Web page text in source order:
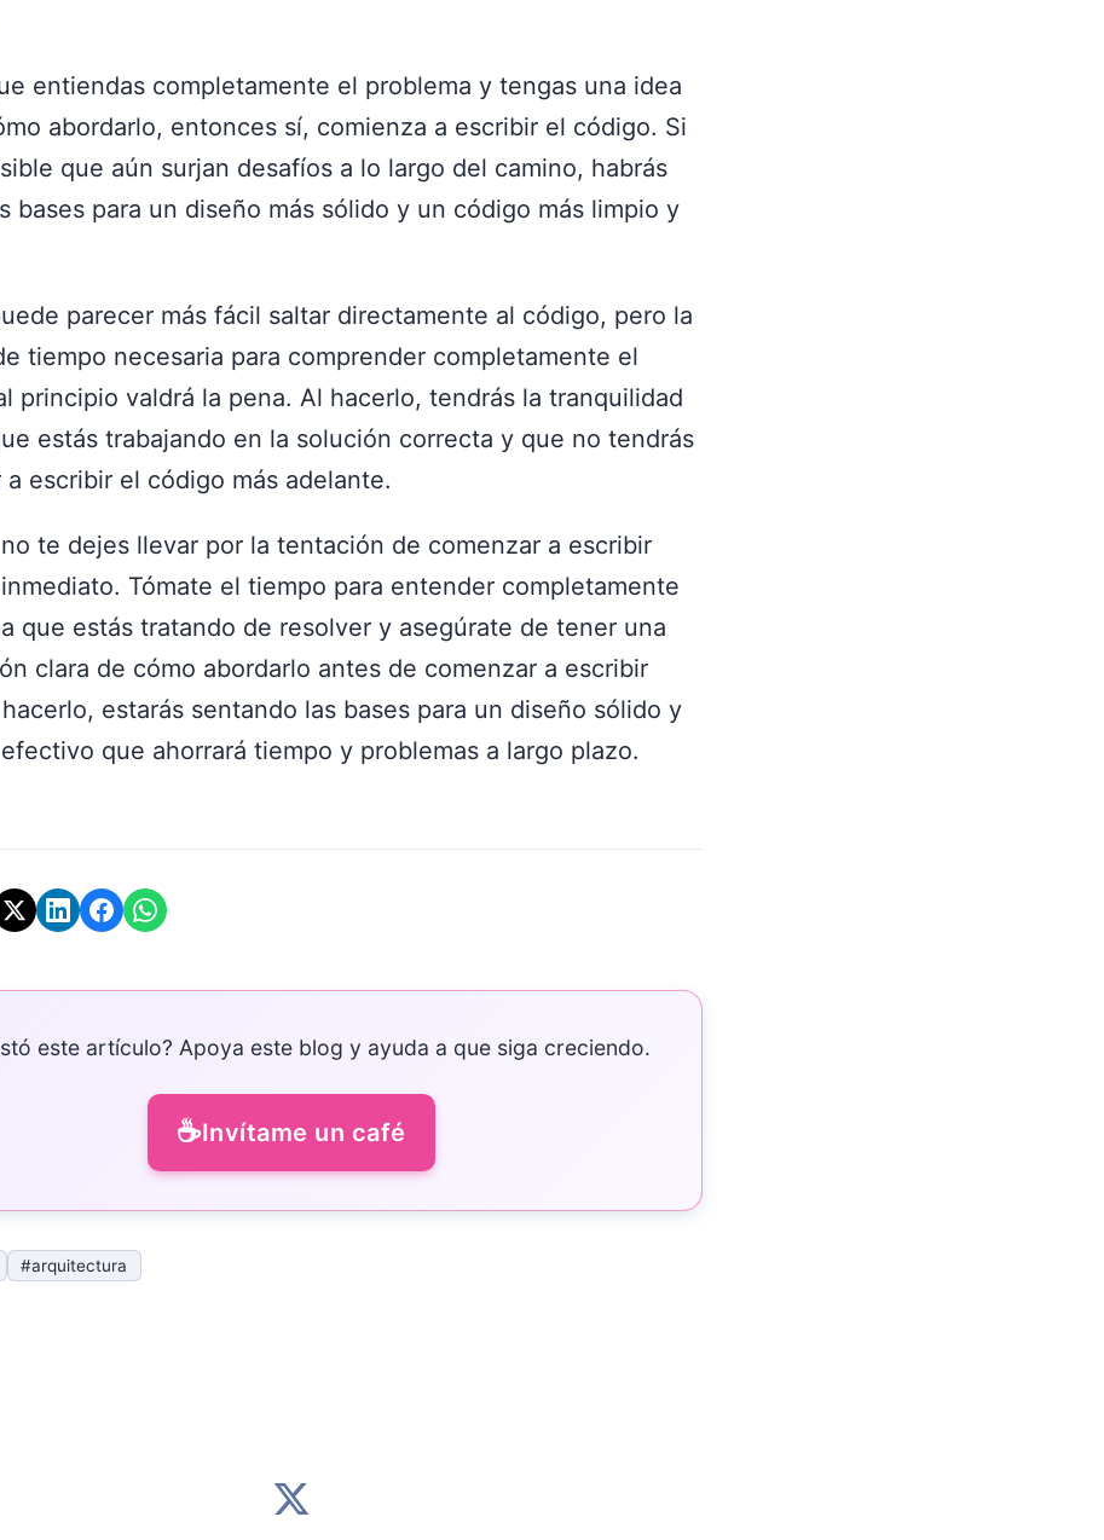
entiendas completamente el problema y tengas una idea
abordarlo, entonces sí, comienza a escribir el código. Si
que aún surjan desafíos a lo largo del camino, habrás
bases para un diseño más sólido y un código más limpio y
parecer más fácil saltar directamente al código, pero la
tiempo necesaria para comprender completamente el
principio valdrá la pena. Al hacerlo, tendrás la tranquilidad
estás trabajando en la solución correcta y que no tendrás
escribir el código más adelante.
te dejes llevar por la tentación de comenzar a escribir
Tómate el tiempo para entender completamente
que estás tratando de resolver y asegúrate de tener una
clara de cómo abordarlo antes de comenzar a escribir
estarás sentando las bases para un diseño sólido y
que ahorrará tiempo y problemas a largo plazo.
este artículo? Apoya este blog y ayuda a que siga creciendo.
☕Invítame un café
#arquitectura